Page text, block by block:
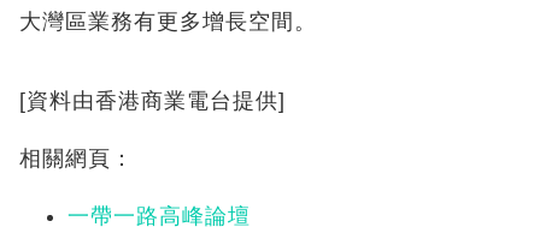
大灣區業務有更多增長空間。
[資料由香港商業電台提供]
相關網頁：
一帶一路高峰論壇